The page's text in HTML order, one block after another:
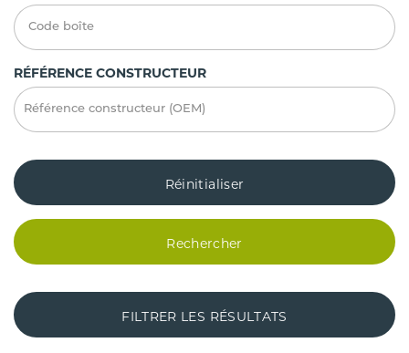
RÉFÉRENCE CONSTRUCTEUR
Réinitialiser
Rechercher
FILTRER LES RÉSULTATS